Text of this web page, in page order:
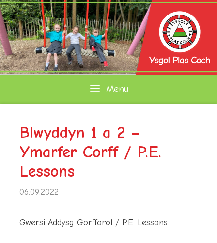
Skip
to
content
Menu
Blwyddyn 1 a 2 –
Ymarfer Corff / P.E.
Lessons
06.09.2022
Gwersi Addysg Gorfforol / P.E. Lessons